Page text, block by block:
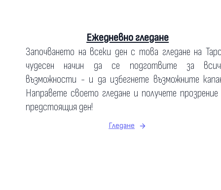
Ежедневно гледане
Започването на всеки ден с това гледане на
чудесен начин да се подготвите за
възможности - и да избегнете възможните
Направете своето гледане и получете прозрение
предстоящия ден!
Гледане